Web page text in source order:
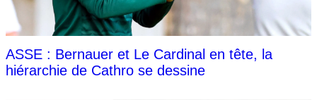
ASSE : Bernauer et Le Cardinal en tête, la
hiérarchie de Cathro se dessine